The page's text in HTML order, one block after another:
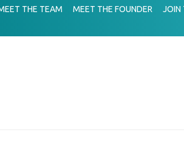
THE TEAM MEET THE FOUNDER JOIN
Mermaiding